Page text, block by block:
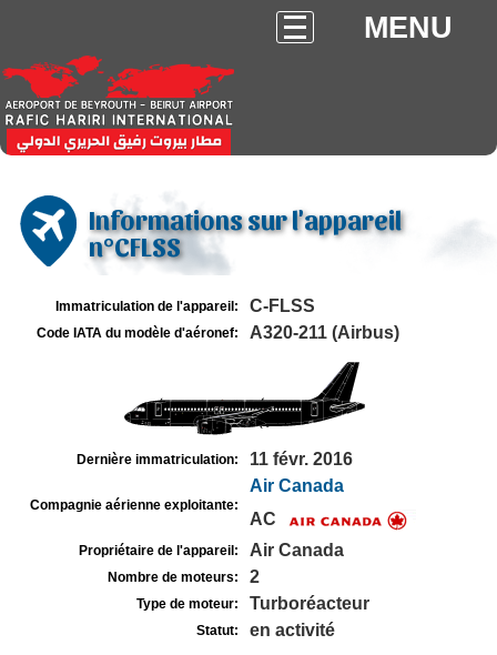
MENU
Informations sur l'appareil
n°CFLSS
Immatriculation de l'appareil: C-FLSS
Code IATA du modèle d'aéronef: A320-211 (Airbus)
Dernière immatriculation: 11 févr. 2016
Compagnie aérienne exploitante:
Air Canada
AC
Propriétaire de l'appareil: Air Canada
Nombre de moteurs: 2
Type de moteur: Turboréacteur
Statut: en activité